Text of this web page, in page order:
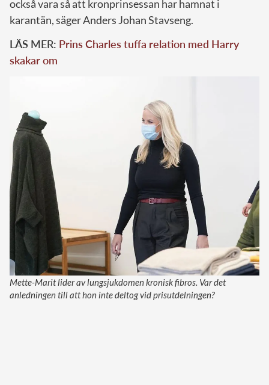
också vara så att kronprinsessan har hamnat i
karantän, säger Anders Johan Stavseng.
LÄS MER: Prins Charles tuffa relation med Harry
skakar om
Mette-Marit lider av lungsjukdomen kronisk fibros. Var det
anledningen till att hon inte deltog vid prisutdelningen?